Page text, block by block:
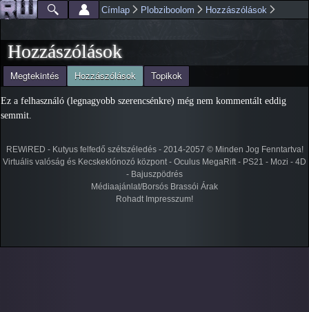
Ugrás a
tartalomra
Főmenü
Jelenlegi hely
Címlap Plobziboolom Hozzászólások
Hozzászólások
Elsődleges fülek
Megtekintés Hozzászólások
(aktív fül) Topikok
Ez a felhasználó (legnagyobb szerencsénkre) még nem kommentált eddig
semmit.
REWiRED - Kutyus felfedő szétszéledés - 2014-2057 © Minden Jog Fenntartva!
Virtuális valóság és Kecskeklónozó központ - Oculus MegaRift - PS21 - Mozi - 4D
- Bajuszpödrés
Médiaajánlat/Borsós Brassói Árak
Rohadt Impresszum!